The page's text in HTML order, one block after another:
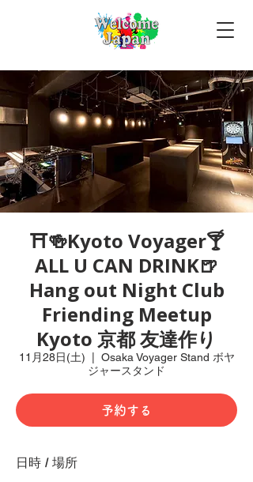
⛩🍻Kyoto Voyager🍸
ALL U CAN DRINK🍺
Hang out Night Club
Friending Meetup
Kyoto 京都 友達作り
11月28日(土)
Osaka Voyager Stand ボヤ
ジャースタンド
予約する
日時 / 場所